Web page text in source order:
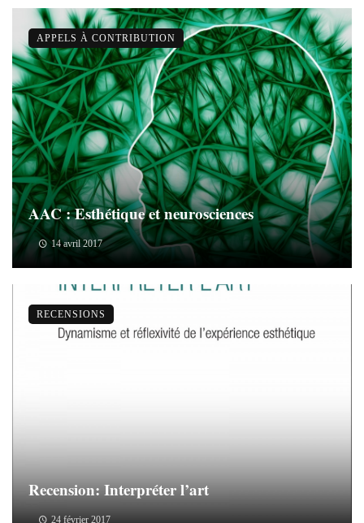
AAC : Esthétique et neurosciences
14 avril 2017
APPELS À CONTRIBUTION
Recension: Interpréter l’art
24 février 2017
RECENSIONS